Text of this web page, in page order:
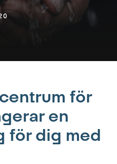
för
en
för dig med